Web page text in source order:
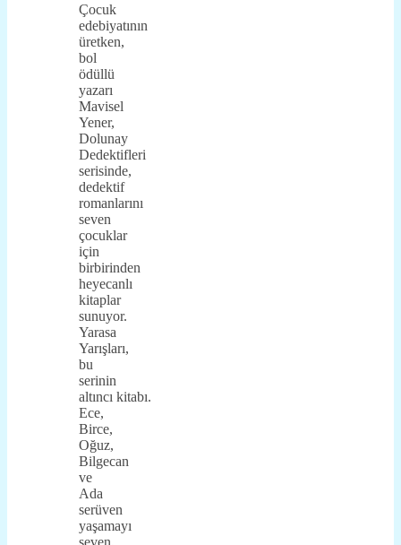
Çocuk
edebiyatının
üretken,
bol
ödüllü
yazarı
Mavisel
Yener,
Dolunay
Dedektifleri
serisinde,
dedektif
romanlarını
seven
çocuklar
için
birbirinden
heyecanlı
kitaplar
sunuyor.
Yarasa
Yarışları,
bu
serinin
altıncı kitabı.
Ece,
Birce,
Oğuz,
Bilgecan
ve
Ada
serüven
yaşamayı
seven,